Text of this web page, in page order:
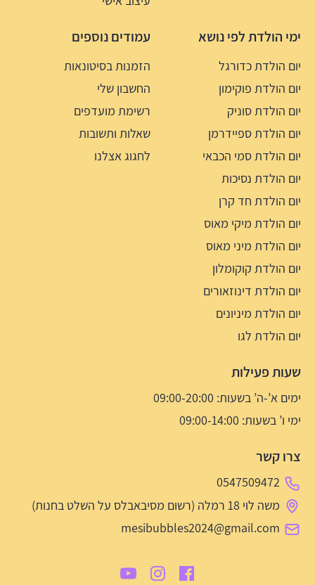
ימי הולדת לפי נושא
יום הולדת כדורגל
יום הולדת פוקימון
יום הולדת סוניק
יום הולדת ספיידרמן
יום הולדת סמי הכבאי
יום הולדת נסיכות
יום הולדת חד קרן
יום הולדת מיקי מאוס
יום הולדת מיני מאוס
יום הולדת קוקומלון
יום הולדת דינוזאורים
יום הולדת מיניונים
יום הולדת לגו
עמודים נוספים
הזמנות בסיטונאות
החשבון שלי
רשימת מועדפים
שאלות ותשובות
לחגוג אצלנו
שעות פעילות
ימים א’-ה’ בשעות: 09:00-20:00
ימי ו’ בשעות: 09:00-14:00
צרו קשר
0547509472
משה לוי 18 רמלה (רשום מסיבאבלס על השלט בחנות)
mesibubbles2024@gmail.com